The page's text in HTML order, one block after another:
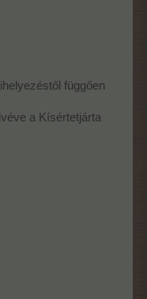
függően
a Kísértetjárta